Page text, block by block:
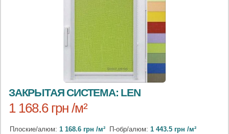
ЗАКРЫТАЯ СИСТЕМА: LEN
1 168.6 грн /м²
Плоские/алюм: 1 168.6 грн /м² П-обр/алюм: 1 443.5 грн /м²